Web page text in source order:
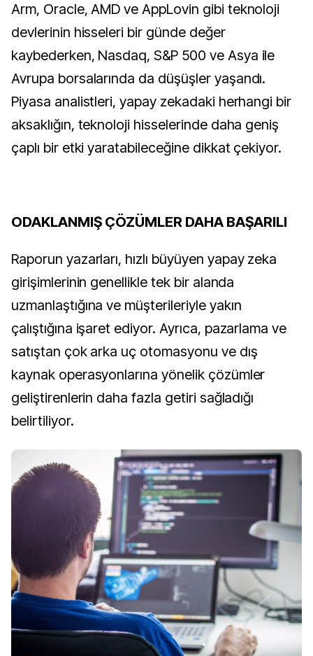
Arm, Oracle, AMD ve AppLovin gibi teknoloji
devlerinin hisseleri bir günde değer
kaybederken, Nasdaq, S&P 500 ve Asya ile
Avrupa borsalarında da düşüşler yaşandı.
Piyasa analistleri, yapay zekadaki herhangi bir
aksaklığın, teknoloji hisselerinde daha geniş
çaplı bir etki yaratabileceğine dikkat çekiyor.
ODAKLANMIŞ ÇÖZÜMLER DAHA BAŞARILI
Raporun yazarları, hızlı büyüyen yapay zeka
girişimlerinin genellikle tek bir alanda
uzmanlaştığına ve müşterileriyle yakın
çalıştığına işaret ediyor. Ayrıca, pazarlama ve
satıştan çok arka uç otomasyonu ve dış
kaynak operasyonlarına yönelik çözümler
geliştirenlerin daha fazla getiri sağladığı
belirtiliyor.